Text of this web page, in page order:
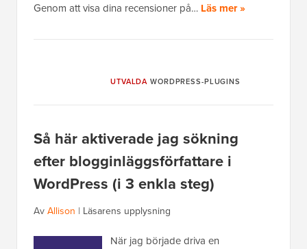
Genom att visa dina recensioner på… Läs mer »
UTVALDA WORDPRESS-PLUGINS
Så här aktiverade jag sökning
efter blogginläggsförfattare i
WordPress (i 3 enkla steg)
Av Allison | Läsarens upplysning
När jag började driva en